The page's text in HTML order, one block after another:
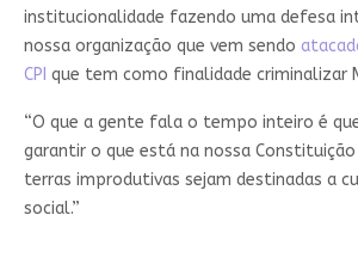
institucionalidade fazendo uma defesa
nossa organização que vem sendo
CPI que tem como finalidade criminalizar
“O que a gente fala o tempo inteiro é
garantir o que está na nossa Constituição
terras improdutivas sejam destinadas a
social.”